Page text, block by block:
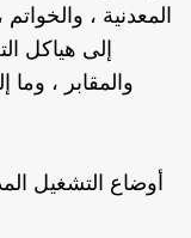
المعدنية ،
إلى هياكل
والمقابر ، وما